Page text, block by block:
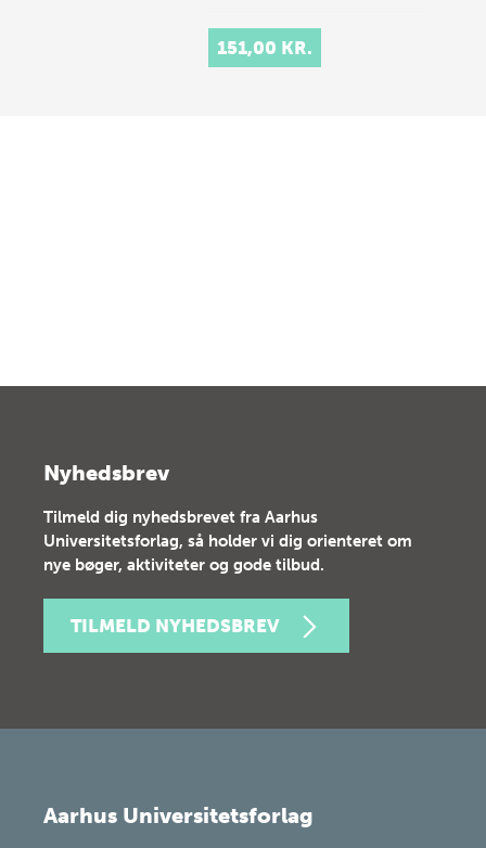
151,00 KR.
Nyhedsbrev
Tilmeld dig nyhedsbrevet fra Aarhus
Universitetsforlag, så holder vi dig orienteret om
nye bøger, aktiviteter og gode tilbud.
TILMELD NYHEDSBREV
Aarhus Universitetsforlag